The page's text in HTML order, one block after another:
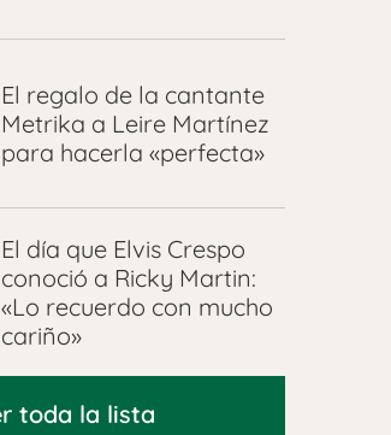
El regalo de la cantante
Metrika a Leire Martínez
para hacerla «perfecta»
El día que Elvis Crespo
conoció a Ricky Martin:
«Lo recuerdo con mucho
cariño»
toda la lista